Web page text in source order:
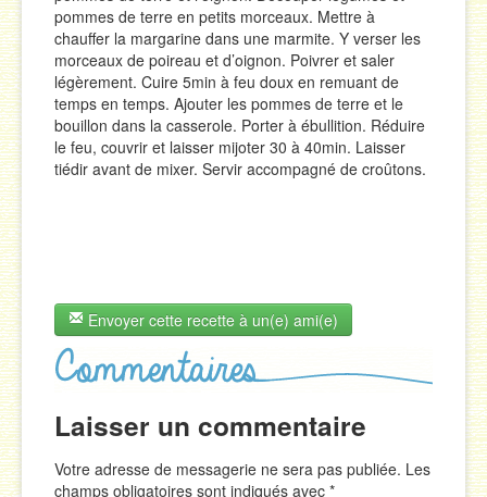
pommes de terre en petits morceaux. Mettre à
chauffer la margarine dans une marmite. Y verser les
morceaux de poireau et d’oignon. Poivrer et saler
légèrement. Cuire 5min à feu doux en remuant de
temps en temps. Ajouter les pommes de terre et le
bouillon dans la casserole. Porter à ébullition. Réduire
le feu, couvrir et laisser mijoter 30 à 40min. Laisser
tiédir avant de mixer. Servir accompagné de croûtons.
Envoyer cette recette à un(e) ami(e)
Laisser un commentaire
Votre adresse de messagerie ne sera pas publiée. Les
champs obligatoires sont indiqués avec *